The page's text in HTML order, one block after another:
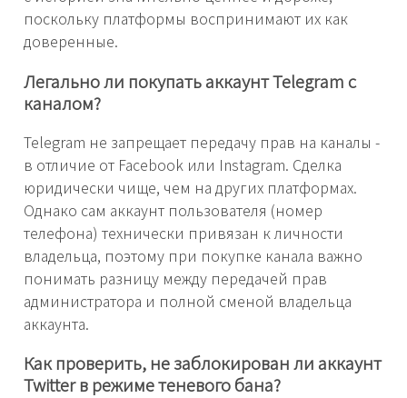
поскольку платформы воспринимают их как
доверенные.
Легально ли покупать аккаунт Telegram с
каналом?
Telegram не запрещает передачу прав на каналы -
в отличие от Facebook или Instagram. Сделка
юридически чище, чем на других платформах.
Однако сам аккаунт пользователя (номер
телефона) технически привязан к личности
владельца, поэтому при покупке канала важно
понимать разницу между передачей прав
администратора и полной сменой владельца
аккаунта.
Как проверить, не заблокирован ли аккаунт
Twitter в режиме теневого бана?